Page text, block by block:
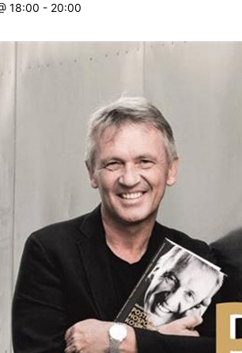
18:00 - 20:00